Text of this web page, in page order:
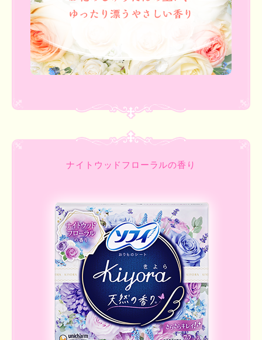
ナイトウッドフローラルの香り